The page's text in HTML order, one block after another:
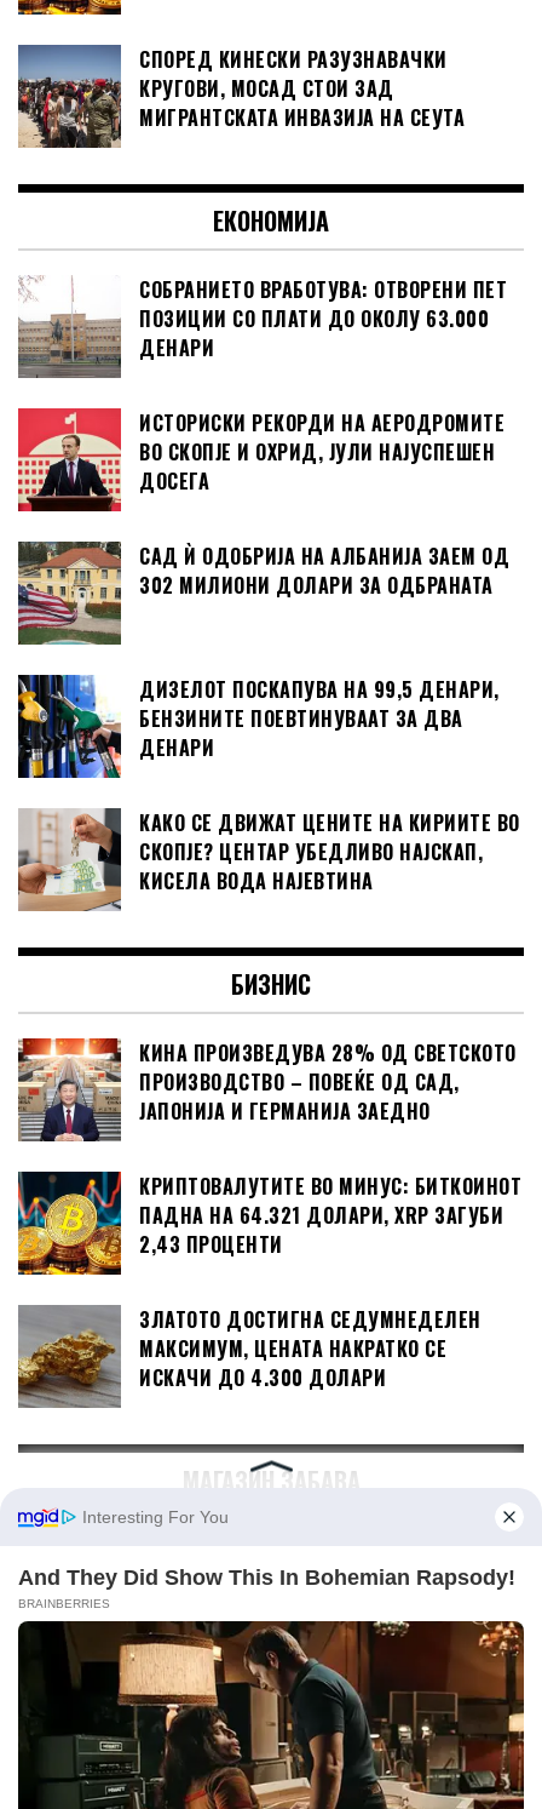
СПОРЕД КИНЕСКИ РАЗУЗНАВАЧКИ
КРУГОВИ, МОСАД СТОИ ЗАД
МИГРАНТСКАТА ИНВАЗИЈА НА СЕУТА
ЕКОНОМИЈА
СОБРАНИЕТО ВРАБОТУВА: ОТВОРЕНИ ПЕТ
ПОЗИЦИИ СО ПЛАТИ ДО ОКОЛУ 63.000
ДЕНАРИ
ИСТОРИСКИ РЕКОРДИ НА АЕРОДРОМИТЕ
ВО СКОПЈЕ И ОХРИД, ЈУЛИ НАЈУСПЕШЕН
ДОСЕГА
САД Ѝ ОДОБРИЈА НА АЛБАНИЈА ЗАЕМ ОД
302 МИЛИОНИ ДОЛАРИ ЗА ОДБРАНАТА
ДИЗЕЛОТ ПОСКАПУВА НА 99,5 ДЕНАРИ,
БЕНЗИНИТЕ ПОЕВТИНУВААТ ЗА ДВА
ДЕНАРИ
КАКО СЕ ДВИЖАТ ЦЕНИТЕ НА КИРИИТЕ ВО
СКОПЈЕ? ЦЕНТАР УБЕДЛИВО НАЈСКАП,
КИСЕЛА ВОДА НАЈЕВТИНА
БИЗНИС
КИНА ПРОИЗВЕДУВА 28% ОД СВЕТСКОТО
ПРОИЗВОДСТВО – ПОВЕЌЕ ОД САД,
ЈАПОНИЈА И ГЕРМАНИЈА ЗАЕДНО
КРИПТОВАЛУТИТЕ ВО МИНУС: БИТКОИНОТ
ПАДНА НА 64.321 ДОЛАРИ, XRP ЗАГУБИ
2,43 ПРОЦЕНТИ
ЗЛАТОТО ДОСТИГНА СЕДУМНЕДЕЛЕН
МАКСИМУМ, ЦЕНАТА НАКРАТКО СЕ
ИСКАЧИ ДО 4.300 ДОЛАРИ
МАГАЗИН ЗАБАВА
РЕЏЕПОВА, КРАЛИЦАТА НА РОМСКАТА
(ВИДЕО)ЕМОТИВЕН МОМЕНТ НА
КОНЦЕРТОТ НА ДИНО МЕРЛИН: СО
ДРОНОВИ ГО ИСЦРТА ЛИКОТ НА ХАЛИД
БЕШЛИЌ НАД САРАЕВО